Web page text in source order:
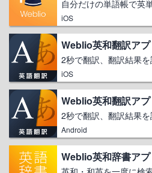
自分だけの単語帳で英
iOS
Weblio英和翻訳アプ
2秒で翻訳、翻訳結果を
iOS
Weblio英和翻訳アプ
2秒で翻訳、翻訳結果を
Android
Weblio英和辞書アプ